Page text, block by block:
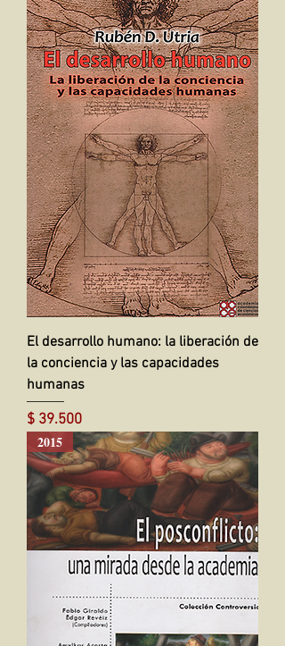
El desarrollo humano: la liberación de
la conciencia y las capacidades
humanas
Precio
$ 39.500
2015